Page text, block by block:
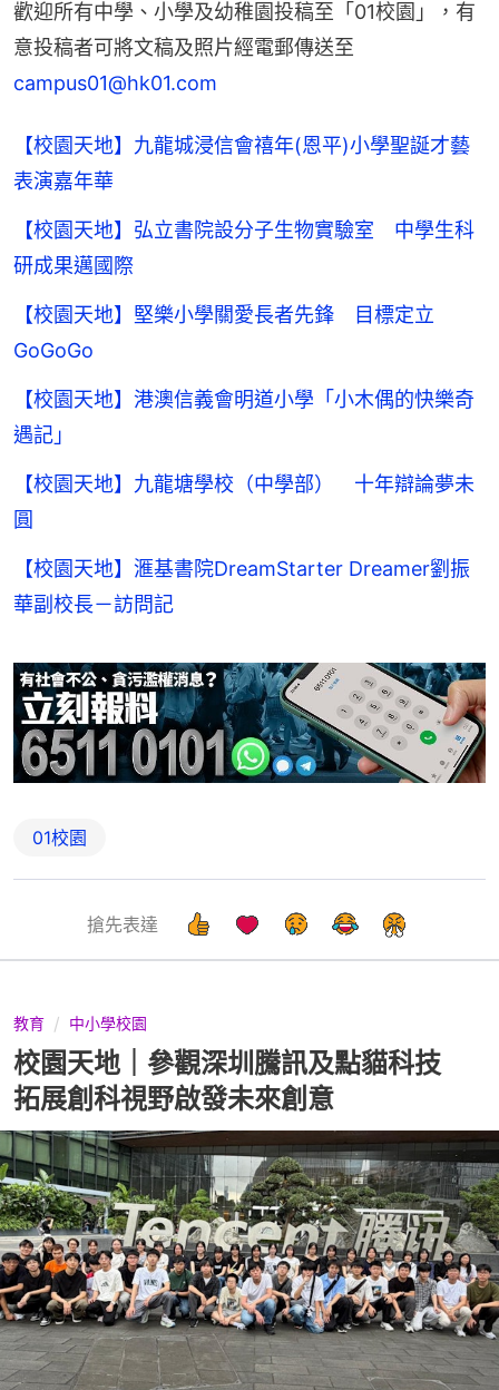
歡迎所有中學、小學及幼稚園投稿至「01校園」，有
意投稿者可將文稿及照片經電郵傳送至
campus01@hk01.com
【校園天地】九龍城浸信會禧年(恩平)小學聖誕才藝
表演嘉年華
【校園天地】弘立書院設分子生物實驗室 中學生科
研成果邁國際
【校園天地】堅樂小學關愛長者先鋒 目標定立
GoGoGo
【校園天地】港澳信義會明道小學「小木偶的快樂奇
遇記」
【校園天地】九龍塘學校（中學部） 十年辯論夢未
圓
【校園天地】滙基書院DreamStarter Dreamer劉振
華副校長－訪問記
01校園
搶先表達
教育 中小學校園
校園天地｜參觀深圳騰訊及點貓科技
拓展創科視野啟發未來創意